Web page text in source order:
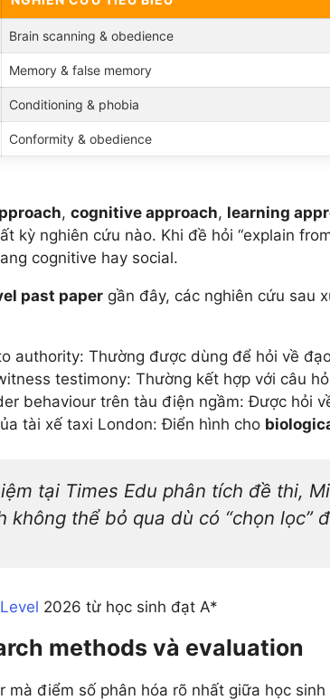
Brain scanning & obedience
Memory & false memory
Conditioning & phobia
Conformity & obedience
, cognitive approach, learning
kỳ nghiên cứu nào. Khi đề hỏi “explain
cognitive hay social.
past paper gần đây, các nghiên cứu sau
authority: Thường được dùng để hỏi về
testimony: Thường kết hợp với câu
behaviour trên tàu điện ngầm: Được hỏi
tài xế taxi London: Điển hình cho
tại Times Edu phân tích đề thi,
thể bỏ qua dù có “chọn lọc”
2026 từ học sinh đạt A*
methods và evaluation
mà điểm số phân hóa rõ nhất giữa học